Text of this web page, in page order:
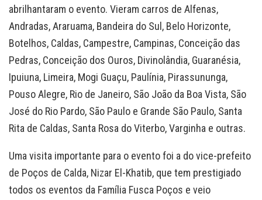
abrilhantaram o evento. Vieram carros de Alfenas,
Andradas, Araruama, Bandeira do Sul, Belo Horizonte,
Botelhos, Caldas, Campestre, Campinas, Conceição das
Pedras, Conceição dos Ouros, Divinolândia, Guaranésia,
Ipuiuna, Limeira, Mogi Guaçu, Paulínia, Pirassununga,
Pouso Alegre, Rio de Janeiro, São João da Boa Vista, São
José do Rio Pardo, São Paulo e Grande São Paulo, Santa
Rita de Caldas, Santa Rosa do Viterbo, Varginha e outras.
Uma visita importante para o evento foi a do vice-prefeito
de Poços de Calda, Nizar El-Khatib, que tem prestigiado
todos os eventos da Família Fusca Poços e veio